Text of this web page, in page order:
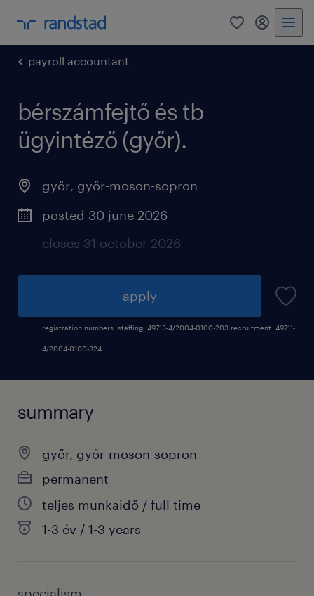
0 my
payroll accountant
bérszámfejtő és tb
ügyintéző (győr).
győr, győr-moson-sopron
posted 30 june 2026
closes 31 october 2026
apply
registration numbers: staffing: 49713-4/2004-0100-203 recruitment: 49711-
4/2004-0100-324
summary
győr, győr-moson-sopron
permanent
teljes munkaidő / full time
1-3 év / 1-3 years